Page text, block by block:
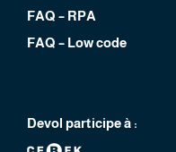
FAQ – RPA
FAQ – Low code
Devol participe à :